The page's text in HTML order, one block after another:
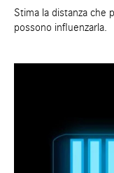
Stima la distanza che
possono influenzarla.